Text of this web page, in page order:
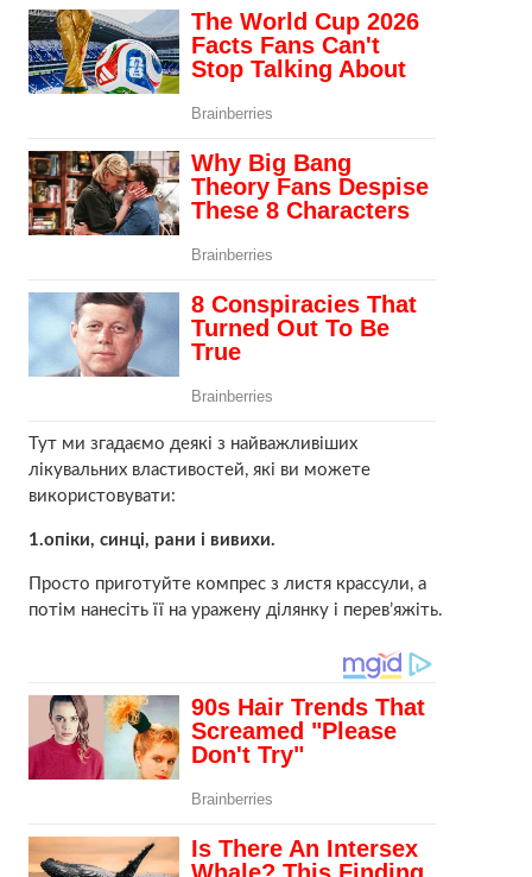
Тут ми згадаємо деякі з найважливіших
лікувальних властивостей, які ви можете
використовувати:
1.опіки, синці, рани і вивихи.
Просто приготуйте компрес з листя крассули, а
потім нанесіть її на уражену ділянку і перев’яжіть.